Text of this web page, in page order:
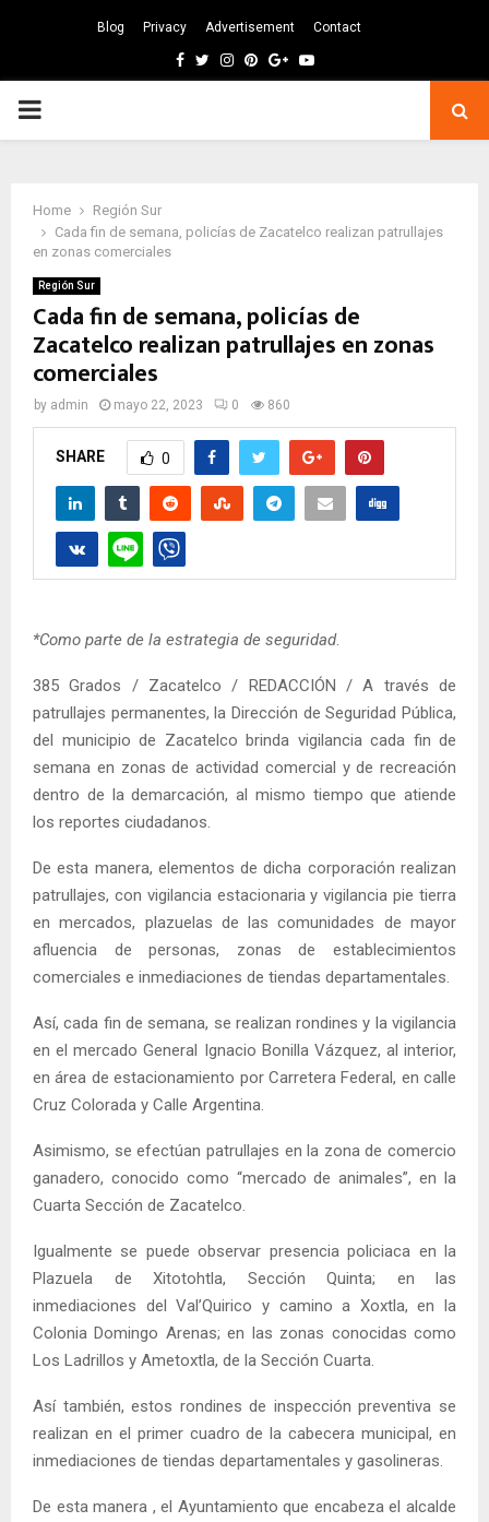
Blog Privacy Advertisement Contact
Facebook
TwitterInstagram
Pinterest
GoogleYoutube
PRIMARY
Home
Región Sur
Cada fin de semana, policías de Zacatelco realizan patrullajes
en zonas comerciales
Región Sur
Cada fin de semana, policías de
Zacatelco realizan patrullajes en zonas
comerciales
by admin mayo 22, 2023 0 860
SHARE 0
*Como parte de la estrategia de seguridad.
385 Grados / Zacatelco / REDACCIÓN / A través de
patrullajes permanentes, la Dirección de Seguridad Pública,
del municipio de Zacatelco brinda vigilancia cada fin de
semana en zonas de actividad comercial y de recreación
dentro de la demarcación, al mismo tiempo que atiende
los reportes ciudadanos.
De esta manera, elementos de dicha corporación realizan
patrullajes, con vigilancia estacionaria y vigilancia pie tierra
en mercados, plazuelas de las comunidades de mayor
afluencia de personas, zonas de establecimientos
comerciales e inmediaciones de tiendas departamentales.
Así, cada fin de semana, se realizan rondines y la vigilancia
en el mercado General Ignacio Bonilla Vázquez, al interior,
en área de estacionamiento por Carretera Federal, en calle
Cruz Colorada y Calle Argentina.
Asimismo, se efectúan patrullajes en la zona de comercio
ganadero, conocido como “mercado de animales”, en la
Cuarta Sección de Zacatelco.
Igualmente se puede observar presencia policiaca en la
Plazuela de Xitotohtla, Sección Quinta; en las
inmediaciones del Val’Quirico y camino a Xoxtla, en la
Colonia Domingo Arenas; en las zonas conocidas como
Los Ladrillos y Ametoxtla, de la Sección Cuarta.
Así también, estos rondines de inspección preventiva se
realizan en el primer cuadro de la cabecera municipal, en
inmediaciones de tiendas departamentales y gasolineras.
De esta manera , el Ayuntamiento que encabeza el alcalde